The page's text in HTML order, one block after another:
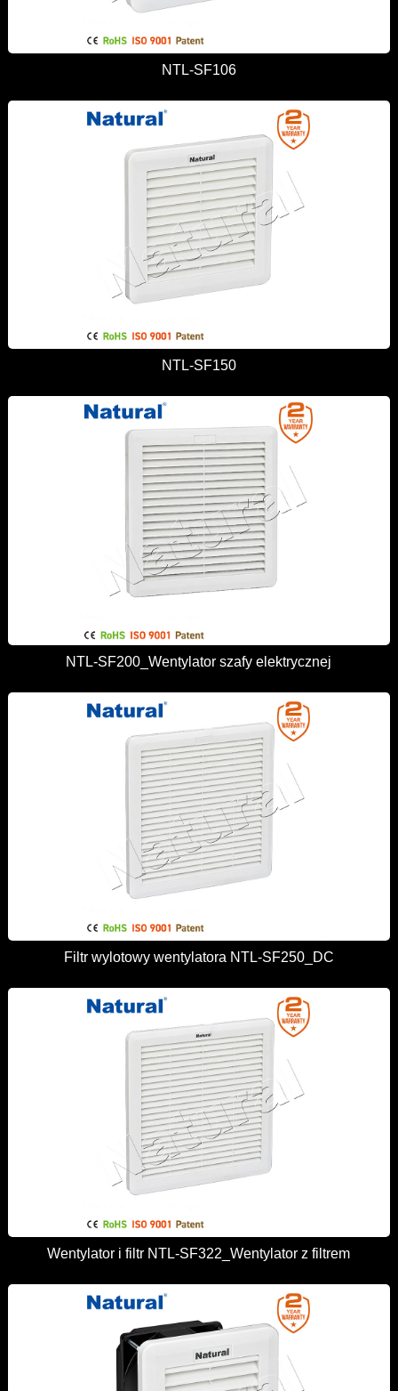
NTL-SF106
NTL-SF150
NTL-SF200_Wentylator szafy elektrycznej
Filtr wylotowy wentylatora NTL-SF250_DC
Wentylator i filtr NTL-SF322_Wentylator z filtrem